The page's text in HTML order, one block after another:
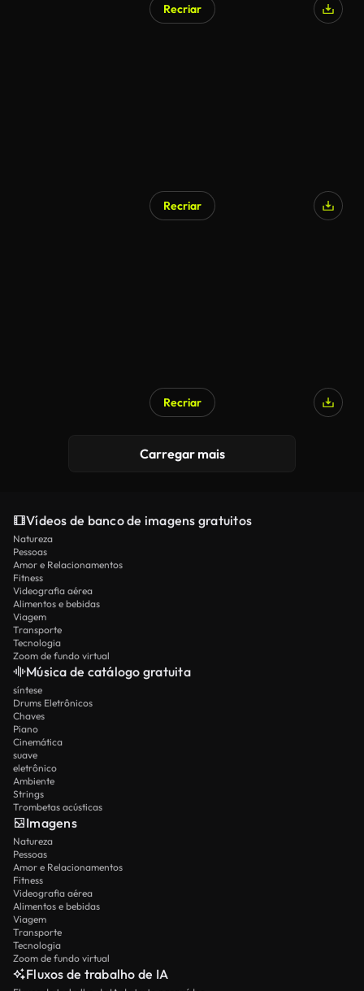
Recriar
Recriar
Recriar
Carregar mais
Vídeos de banco de imagens gratuitos
Natureza
Pessoas
Amor e Relacionamentos
Fitness
Videografia aérea
Alimentos e bebidas
Viagem
Transporte
Tecnologia
Zoom de fundo virtual
Música de catálogo gratuita
síntese
Drums Eletrônicos
Chaves
Piano
Cinemática
suave
eletrônico
Ambiente
Strings
Trombetas acústicas
Imagens
Natureza
Pessoas
Amor e Relacionamentos
Fitness
Videografia aérea
Alimentos e bebidas
Viagem
Transporte
Tecnologia
Zoom de fundo virtual
Fluxos de trabalho de IA